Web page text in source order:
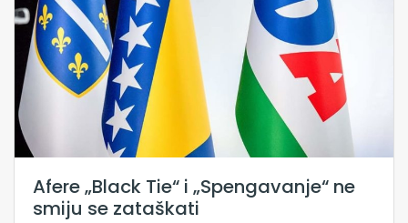
Afere „Black Tie“ i „Spengavanje“ ne
smiju se zataškati